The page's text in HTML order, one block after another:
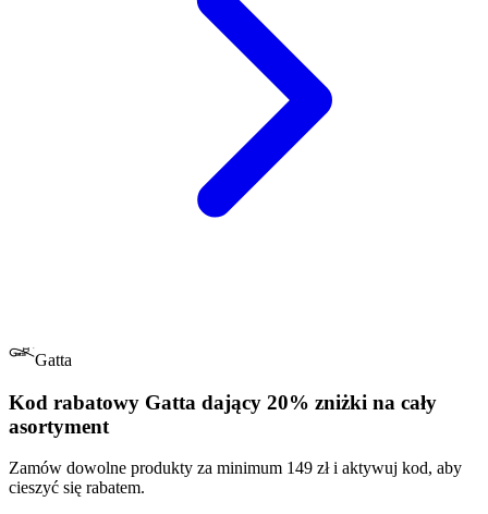
Gatta
Kod rabatowy Gatta dający 20% zniżki na cały
asortyment
Zamów dowolne produkty za minimum 149 zł i aktywuj kod, aby
cieszyć się rabatem.